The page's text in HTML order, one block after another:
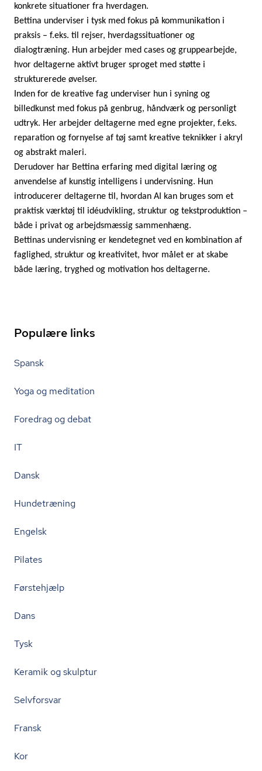
konkrete situationer fra hverdagen.
Bettina underviser i tysk med fokus på kommunikation i
praksis – f.eks. til rejser, hver­dags­si­tu­a­tio­ner og
dialogtræning. Hun arbejder med cases og gruppearbejde,
hvor deltagerne aktivt bruger sproget med støtte i
strukturerede øvelser.
Inden for de kreative fag underviser hun i syning og
billedkunst med fokus på genbrug, håndværk og personligt
udtryk. Her arbejder deltagerne med egne projekter, f.eks.
reparation og fornyelse af tøj samt kreative teknikker i akryl
og abstrakt maleri.
Derudover har Bettina erfaring med digital læring og
anvendelse af kunstig intelligens i undervisning. Hun
introducerer deltagerne til, hvordan AI kan bruges som et
praktisk værktøj til idéudvikling, struktur og tekst­pro­duk­tion –
både i privat og arbejdsmæssig sammenhæng.
Bettinas undervisning er kendetegnet ved en kombination af
faglighed, struktur og kreativitet, hvor målet er at skabe
både læring, tryghed og motivation hos deltagerne.
Populære links
Spansk
Yoga og meditation
Foredrag og debat
IT
Dansk
Hundetræning
Engelsk
Pilates
Førstehjælp
Dans
Tysk
Keramik og skulptur
Selvforsvar
Fransk
Kor